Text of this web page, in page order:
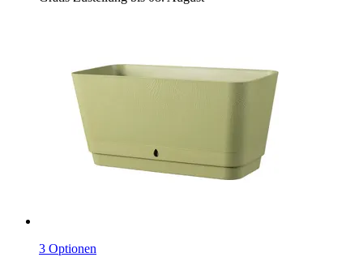
3 Optionen